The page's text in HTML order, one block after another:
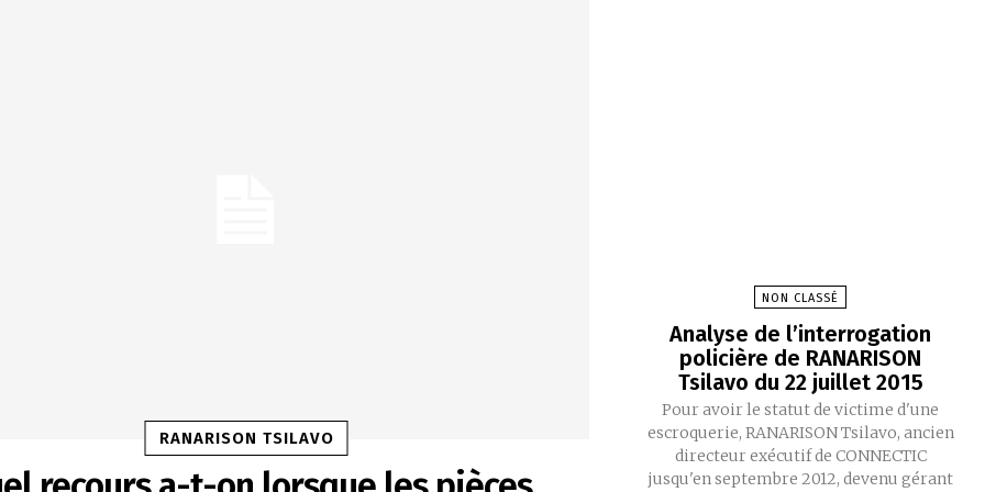
RANARISON TSILAVO
NON CLASSÉ
Analyse de l’interrogation
policière de RANARISON
Tsilavo du 22 juillet 2015
Pour avoir le statut de victime d'une
escroquerie, RANARISON Tsilavo, ancien
directeur exécutif de CONNECTIC
jusqu'en septembre 2012, devenu gérant